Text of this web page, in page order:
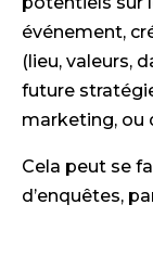
événement,
(lieu, valeurs,
future
marketing, ou
Cela peut se
d’enquêtes,